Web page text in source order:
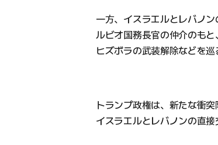
一方、イスラエルとレバノ
ルビオ国務長官の仲介のもと、
ヒズボラの武装解除などを
トランプ政権は、新たな衝
イスラエルとレバノンの直